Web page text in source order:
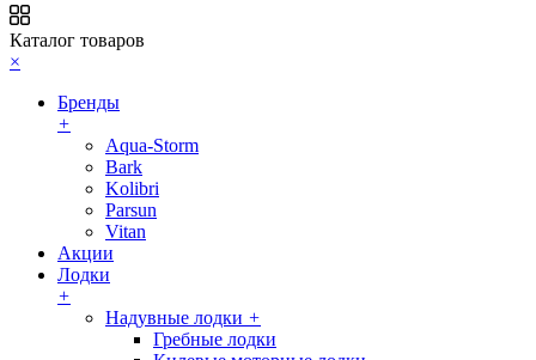
Каталог товаров
×
Бренды
+
Aqua-Storm
Bark
Kolibri
Parsun
Vitan
Акции
Лодки
+
Надувные лодки +
Гребные лодки